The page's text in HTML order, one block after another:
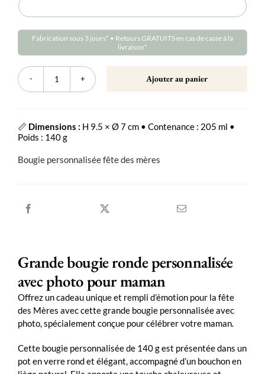
Fabrication sous 3 jours* • Retours GRATUITS en cas de casse à la
livraison*
quantité
de
PHOTO
Fête
Mères
Ajouter au panier
📏 Dimensions : H 9.5 × Ø 7 cm • Contenance : 205 ml •
Poids : 140 g
Bougie personnalisée fête des mères
Grande bougie ronde personnalisée
avec photo pour maman
Offrez un cadeau unique et rempli d’émotion pour la fête
des Mères avec cette grande bougie personnalisée avec
photo, spécialement conçue pour célébrer votre maman.
Cette bougie personnalisée de 140 g est présentée dans un
pot en verre rond et élégant, accompagné d’un bouchon en